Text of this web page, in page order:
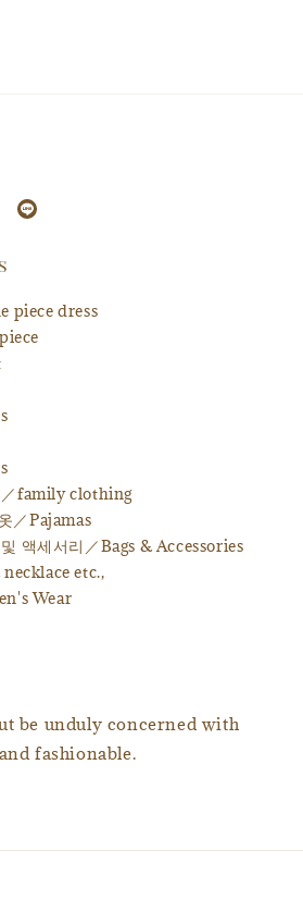
piece dress
／family clothing
／Pajamas
액세서리／Bags & Accessories
etc.,
Wear
be unduly concerned with
fashionable.